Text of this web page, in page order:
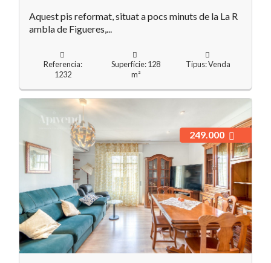
Aquest pis reformat, situat a pocs minuts de la La R
ambla de Figueres,...
Referencia:
1232
Superfície: 128
m²
Tipus: Venda
249.000